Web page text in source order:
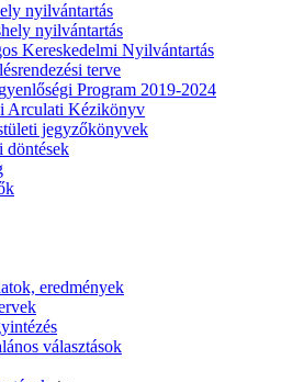
nyilvántartás
nyilvántartás
Kereskedelmi Nyilvántartás
terve
Program 2019-2024
Arculati Kézikönyv
jegyzőkönyvek
döntések
eredmények
választások